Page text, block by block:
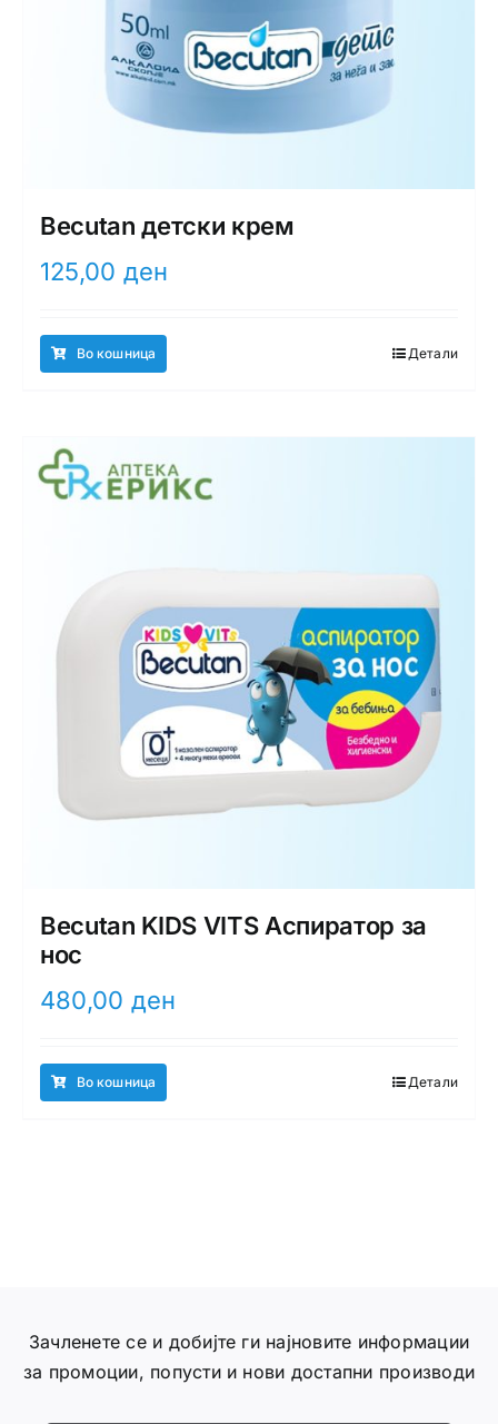
Becutan детски крем
125,00 ден
Во кошница Детали
Becutan KIDS VITS Аспиратор за
нос
480,00 ден
Во кошница Детали
Зачленете се и добијте ги најновите информации
за промоции, попусти и нови достапни производи